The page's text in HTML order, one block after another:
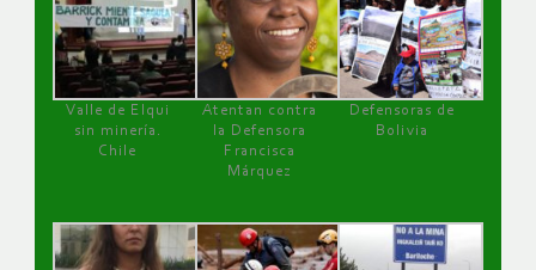
Valle de Elqui
sin minería.
Chile
Atentan contra
la Defensora
Francisca
Márquez
Defensoras de
Bolivia